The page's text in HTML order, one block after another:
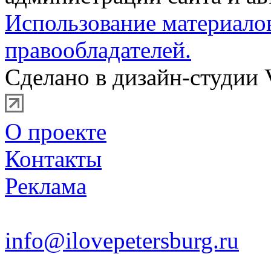
Использование
правообладателей.
Сделано в дизайн-студии
О проекте
Контакты
Реклама
info@ilovepetersburg.ru